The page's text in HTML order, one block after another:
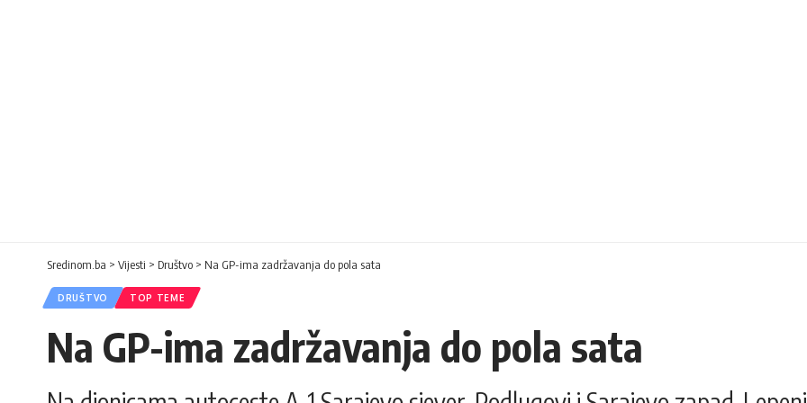
Sredinom.ba > Vijesti > Društvo > Na GP-ima zadržavanja do pola sata
DRUŠTVO TOP TEME
Na GP-ima zadržavanja do pola sata